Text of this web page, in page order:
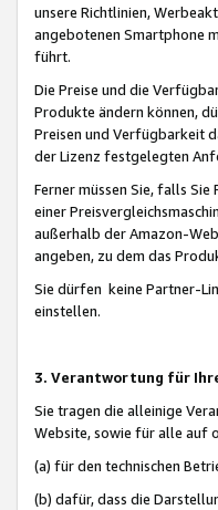
unsere Richtlinien,
angebotenen Smartphone
führt.
Die Preise und die
Produkte ändern können,
Preisen und Verfügbarkeit
der Lizenz festgelegten
Ferner müssen Sie, falls
einer
außerhalb der Amazon-
angeben, zu dem das
Sie dürfen keine Partner-
einstellen.
3. Verantwortung für
Sie tragen die alleinige
Website, sowie für alle auf
(a) für den technischen
(b) dafür, dass die